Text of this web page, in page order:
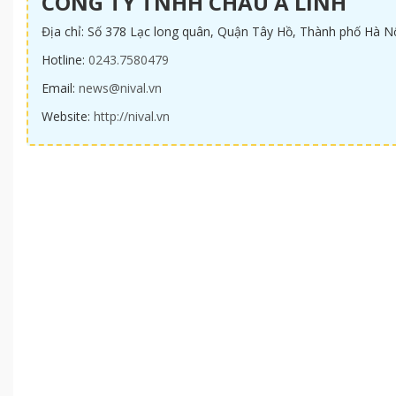
Địa chỉ: Số 378 Lạc long quân, Quận Tây Hồ, Thành phố Hà
Hotline: 0243.7580479
Email: news@nival.vn
Website: http://nival.vn